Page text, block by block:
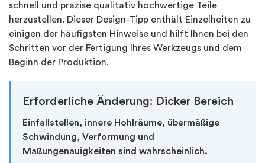
schnell und präzise qualitativ hochwertige Teile
herzustellen. Dieser Design-Tipp enthält Einzelheiten zu
einigen der häufigsten Hinweise und hilft Ihnen bei den
Schritten vor der Fertigung Ihres Werkzeugs und dem
Beginn der Produktion.
Erforderliche Änderung: Dicker Bereich
Einfallstellen, innere Hohlräume, übermäßige
Schwindung, Verformung und
Maßungenauigkeiten sind wahrscheinlich.